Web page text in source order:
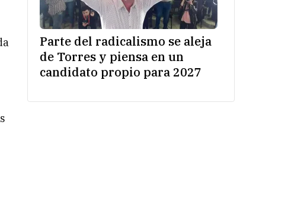
Parte del radicalismo se aleja
de Torres y piensa en un
candidato propio para 2027